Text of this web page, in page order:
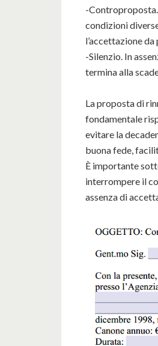
-
condizioni
l’accettazione
-Silenzio. In
termina alla
La proposta di
fondamentale
evitare la
buona fede,
È importante
interrompere il
assenza di